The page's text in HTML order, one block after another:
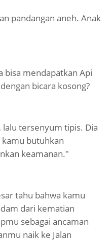
pandangan aneh. Anak
bisa mendapatkan Api
bicara kosong?
tersenyum tipis. Dia
butuhkan
keamanan."
tahu bahwa kamu
dari kematian
sebagai ancaman
naik ke Jalan